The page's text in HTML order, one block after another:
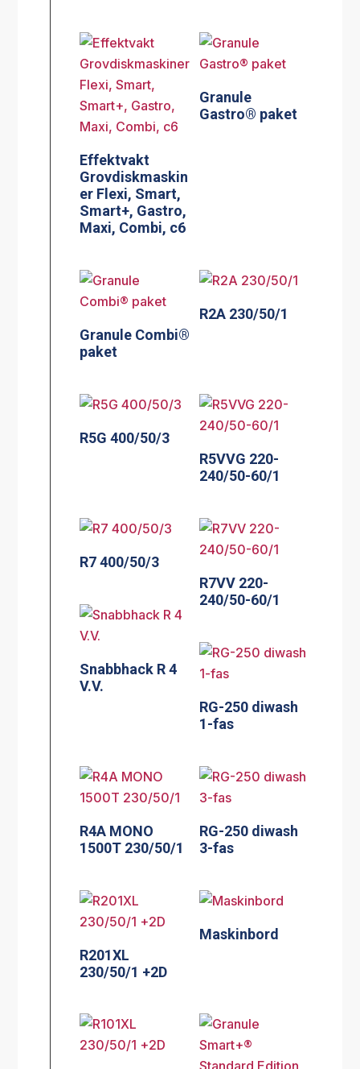
Effektvakt
Grovdiskmaskin
er Flexi, Smart,
Smart+, Gastro,
Maxi, Combi, c6
Granule
Gastro® paket
Granule Combi®
paket
R2A 230/50/1
R5G 400/50/3
R5VVG 220-
240/50-60/1
R7 400/50/3
R7VV 220-
240/50-60/1
Snabbhack R 4
V.V.
RG-250 diwash
1-fas
R4A MONO
1500T 230/50/1
RG-250 diwash
3-fas
R201XL
230/50/1 +2D
Maskinbord